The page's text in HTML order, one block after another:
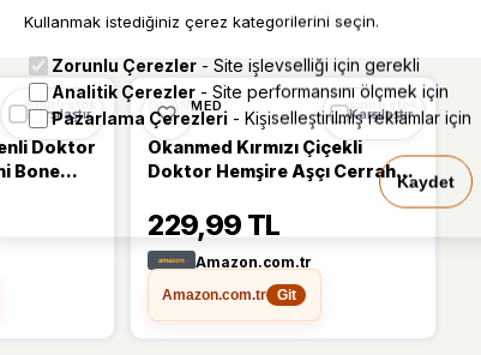
Karşılaştır
sınırlı stok
Doktor
Bone
Karşılaştır
OKANMED sınırlı stok
Okanmed Kırmızı Çiçekli
Doktor Hemşire Aşçı Cerrahi
Bone Hastane Bone Bandana
M454
229,99 TL
Amazon.com.tr
Amazon.com.tr
Git
Kullanmak istediğiniz çerez kategorilerini seçin.
Zorunlu Çerezler - Site işlevselliği için gerekli
Analitik Çerezler - Site performansını ölçmek için
Pazarlama Çerezleri - Kişiselleştirilmiş reklamlar için
Kaydet